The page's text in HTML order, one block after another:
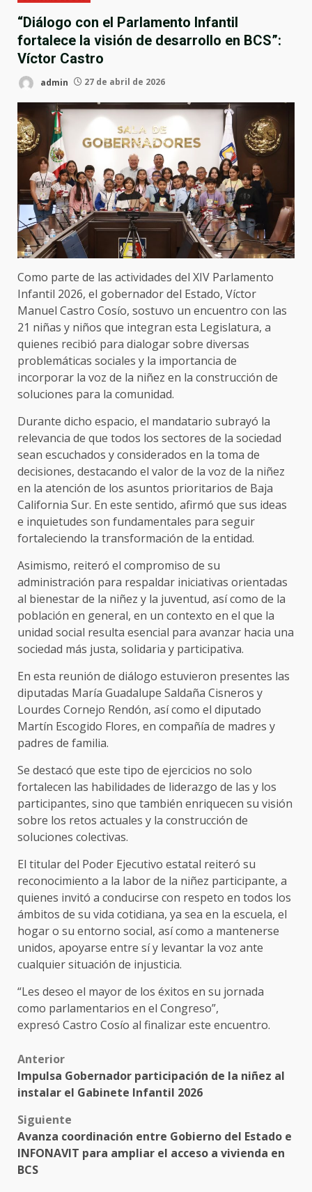
“Diálogo con el Parlamento Infantil
fortalece la visión de desarrollo en BCS”:
Víctor Castro
admin 27 de abril de 2026
Como parte de las actividades del XIV Parlamento
Infantil 2026, el gobernador del Estado, Víctor
Manuel Castro Cosío, sostuvo un encuentro con las
21 niñas y niños que integran esta Legislatura, a
quienes recibió para dialogar sobre diversas
problemáticas sociales y la importancia de
incorporar la voz de la niñez en la construcción de
soluciones para la comunidad.
Durante dicho espacio, el mandatario subrayó la
relevancia de que todos los sectores de la sociedad
sean escuchados y considerados en la toma de
decisiones, destacando el valor de la voz de la niñez
en la atención de los asuntos prioritarios de Baja
California Sur. En este sentido, afirmó que sus ideas
e inquietudes son fundamentales para seguir
fortaleciendo la transformación de la entidad.
Asimismo, reiteró el compromiso de su
administración para respaldar iniciativas orientadas
al bienestar de la niñez y la juventud, así como de la
población en general, en un contexto en el que la
unidad social resulta esencial para avanzar hacia una
sociedad más justa, solidaria y participativa.
En esta reunión de diálogo estuvieron presentes las
diputadas María Guadalupe Saldaña Cisneros y
Lourdes Cornejo Rendón, así como el diputado
Martín Escogido Flores, en compañía de madres y
padres de familia.
Se destacó que este tipo de ejercicios no solo
fortalecen las habilidades de liderazgo de las y los
participantes, sino que también enriquecen su visión
sobre los retos actuales y la construcción de
soluciones colectivas.
El titular del Poder Ejecutivo estatal reiteró su
reconocimiento a la labor de la niñez participante, a
quienes invitó a conducirse con respeto en todos los
ámbitos de su vida cotidiana, ya sea en la escuela, el
hogar o su entorno social, así como a mantenerse
unidos, apoyarse entre sí y levantar la voz ante
cualquier situación de injusticia.
“Les deseo el mayor de los éxitos en su jornada
como parlamentarios en el Congreso”,
expresó Castro Cosío al finalizar este encuentro.
Post
navigation
Anterior
Impulsa Gobernador participación de la niñez al
instalar el Gabinete Infantil 2026
Siguiente
Avanza coordinación entre Gobierno del Estado e
INFONAVIT para ampliar el acceso a vivienda en
BCS